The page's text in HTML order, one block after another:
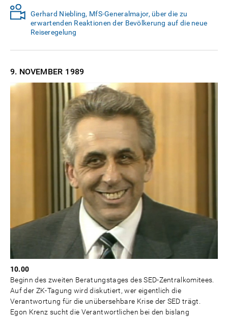
Gerhard Niebling, MfS-Generalmajor, über die zu
erwartenden Reaktionen der Bevölkerung auf die neue
Reiseregelung
9. NOVEMBER 1989
10.00
Beginn des zweiten Beratungstages des SED-Zentralkomitees.
Auf der ZK-Tagung wird diskutiert, wer eigentlich die
Verantwortung für die unübersehbare Krise der SED trägt.
Egon Krenz sucht die Verantwortlichen bei den bislang